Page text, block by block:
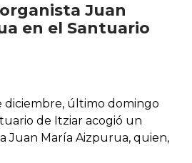
Juan
en el Santuario
diciembre, último domingo
de Itziar acogió un
Juan María Aizpurua, quien,